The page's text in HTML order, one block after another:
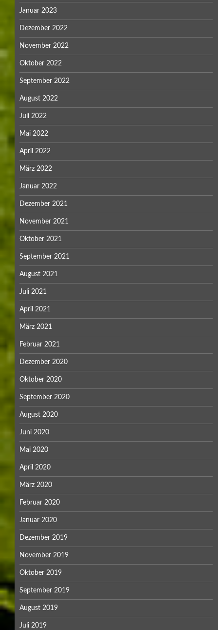
Januar 2023
Dezember 2022
November 2022
Oktober 2022
September 2022
August 2022
Juli 2022
Mai 2022
April 2022
März 2022
Januar 2022
Dezember 2021
November 2021
Oktober 2021
September 2021
August 2021
Juli 2021
April 2021
März 2021
Februar 2021
Dezember 2020
Oktober 2020
September 2020
August 2020
Juni 2020
Mai 2020
April 2020
März 2020
Februar 2020
Januar 2020
Dezember 2019
November 2019
Oktober 2019
September 2019
August 2019
Juli 2019